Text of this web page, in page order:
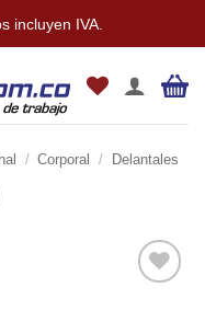
incluyen IVA.
/ Corporal / Delantales